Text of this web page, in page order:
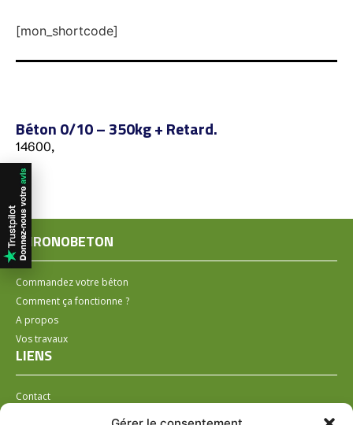
[mon_shortcode]
Béton 0/10 – 350kg + Retard.
14600,
CHRONOBETON
Commandez votre béton
Comment ça fonctionne ?
A propos
Vos travaux
LIENS
Contact